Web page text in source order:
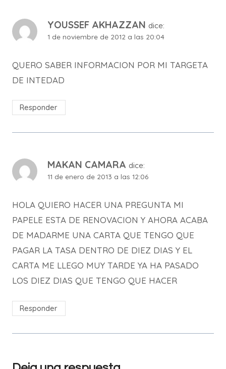
YOUSSEF AKHAZZAN dice:
1 de noviembre de 2012 a las 20:04
QUERO SABER INFORMACION POR MI TARGETA
DE INTEDAD
Responder
MAKAN CAMARA dice:
11 de enero de 2013 a las 12:06
HOLA QUIERO HACER UNA PREGUNTA MI
PAPELE ESTA DE RENOVACION Y AHORA ACABA
DE MADARME UNA CARTA QUE TENGO QUE
PAGAR LA TASA DENTRO DE DIEZ DIAS Y EL
CARTA ME LLEGO MUY TARDE YA HA PASADO
LOS DIEZ DIAS QUE TENGO QUE HACER
Responder